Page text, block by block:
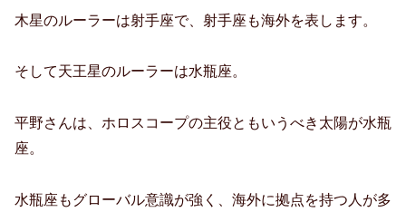
木星のルーラーは射手座で、射手座も海外を表します。
そして天王星のルーラーは水瓶座。
平野さんは、ホロスコープの主役ともいうべき太陽が水瓶
座。
水瓶座もグローバル意識が強く、海外に拠点を持つ人が多